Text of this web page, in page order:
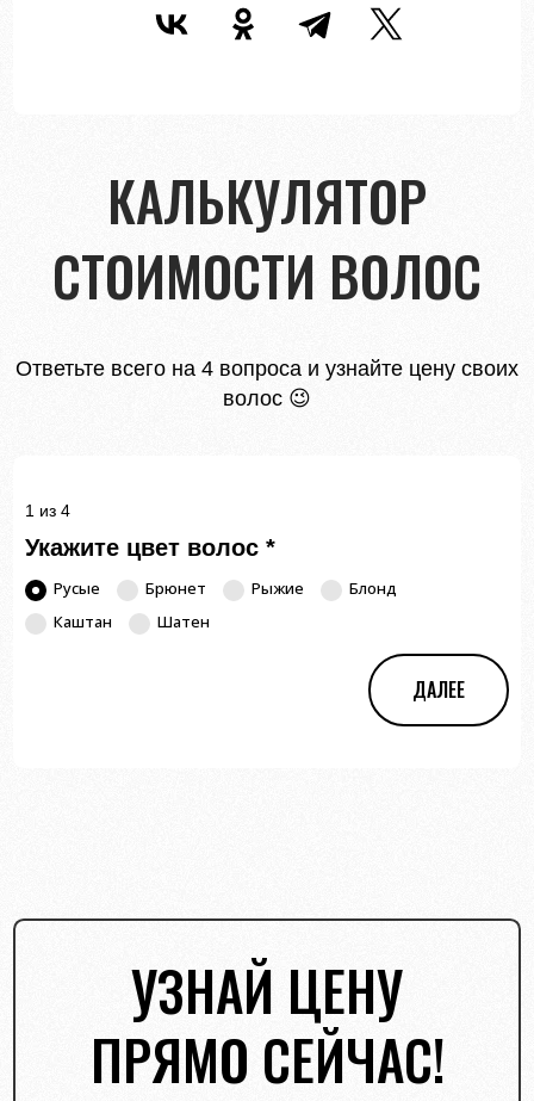
КАЛЬКУЛЯТОР
СТОИМОСТИ ВОЛОС
Ответьте всего на 4 вопроса и узнайте цену своих
волос 😉
1 из 4
Укажите цвет волос*
Русые Брюнет Рыжие
Блонд
Каштан
Шатен
ДАЛЕЕ
УЗНАЙ ЦЕНУ
ПРЯМО СЕЙЧАС!